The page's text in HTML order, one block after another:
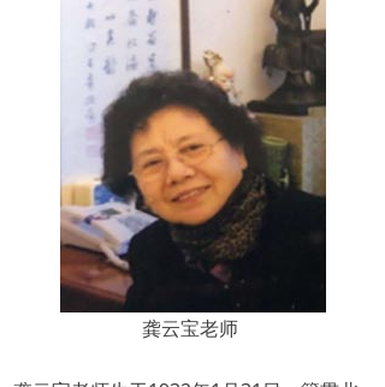
龚云宝老师